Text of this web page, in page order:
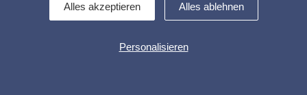
Alles akzeptieren Alles ablehnen
Personalisieren